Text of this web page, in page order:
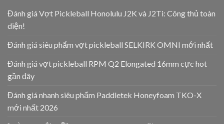
Đánh giá Vợt Pickleball Honolulu J2K và J2Ti: Công thủ toàn
diện!
Đánh giá siêu phẩm vợt pickleball SELKIRK OMNI mới nhất
Đánh giá vợt pickleball RPM Q2 Elongated 16mm cực hot
gần đây
Đánh giá nhanh siêu phẩm Paddletek Honeyfoam TKO-X
mới nhất 2026